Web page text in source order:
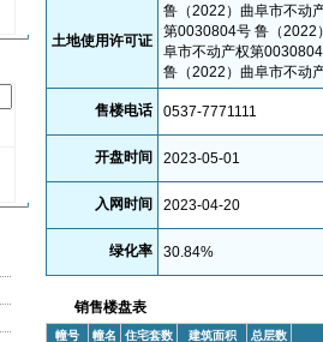
土地使用许可证
鲁（2022）曲阜市不动
第0030804号 鲁（2022
阜市不动产权第
鲁（2022）曲阜市不动
售楼电话 0537-7771111
开盘时间 2023-05-01
入网时间 2023-04-20
绿化率 30.84%
销售楼盘表
幢号 幢名 住宅套数 建筑面积 总层数